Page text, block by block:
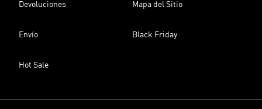
Devoluciones Mapa del Sitio
Envío Black Friday
Hot Sale